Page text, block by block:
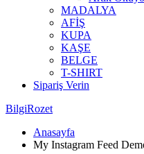
MADALYA
AFİŞ
KUPA
KAŞE
BELGE
T-SHIRT
Sipariş Verin
BilgiRozet
Anasayfa
My Instagram Feed